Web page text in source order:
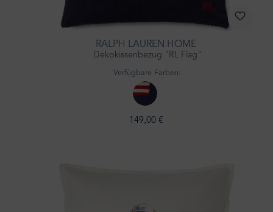
RALPH LAUREN HOME
Dekokissenbezug "RL Flag"
Verfügbare Farben:
149,00 €